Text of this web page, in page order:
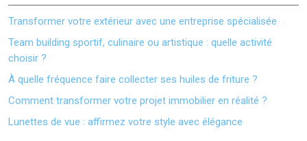
Transformer votre extérieur avec une entreprise spécialisée
Team building sportif, culinaire ou artistique : quelle activité
choisir ?
À quelle fréquence faire collecter ses huiles de friture ?
Comment transformer votre projet immobilier en réalité ?
Lunettes de vue : affirmez votre style avec élégance